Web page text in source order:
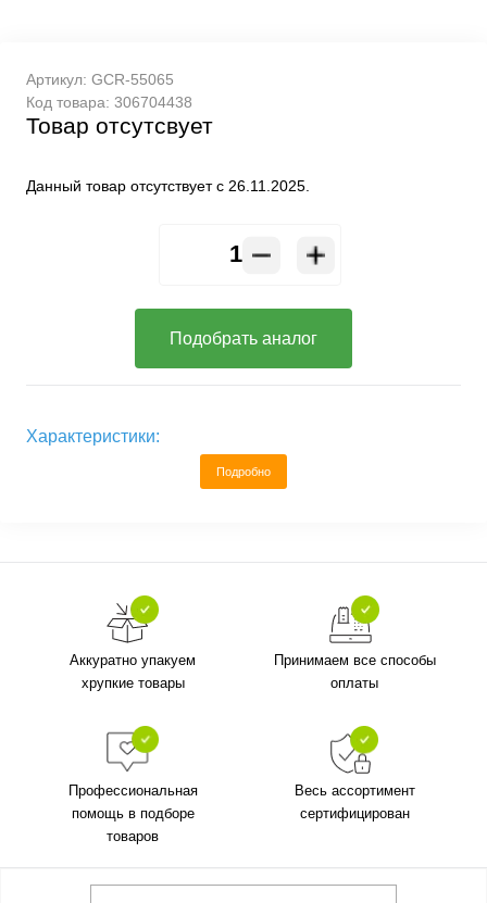
Артикул: GCR-55065
Код товара: 306704438
Товар отсутсвует
Данный товар отсутствует с 26.11.2025.
Подобрать аналог
Характеристики:
Подробно
Аккуратно упакуем
хрупкие товары
Принимаем все способы
оплаты
Профессиональная
помощь в подборе
товаров
Весь ассортимент
сертифицирован